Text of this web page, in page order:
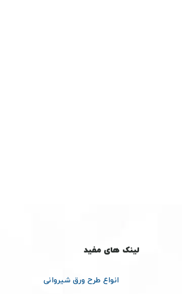
لینک های مفید
انواع طرح ورق شیروانی